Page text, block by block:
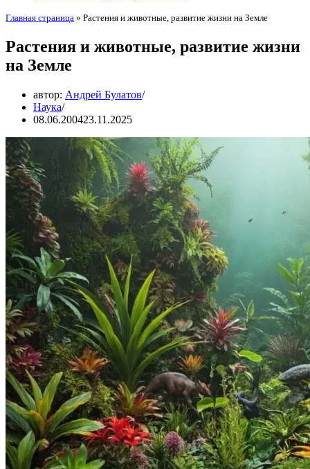
Главная страница » Растения и животные, развитие жизни на Земле
Растения и животные, развитие жизни
на Земле
автор: Андрей Булатов
Наука
08.06.200423.11.2025